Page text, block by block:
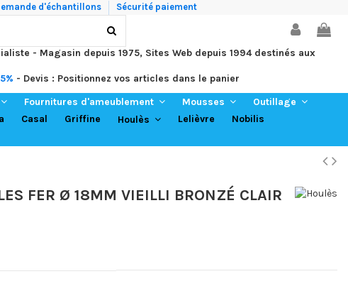
d'échantillons Sécurité paiement
- Magasin depuis 1975, Sites Web depuis 1994 destinés aux
- Devis : Positionnez vos articles dans le panier
Fournitures d'ameublement Mousses
Outillage
Casal Griffine Houlès Lelièvre
Nobilis
FER Ø 18MM VIEILLI BRONZÉ CLAIR